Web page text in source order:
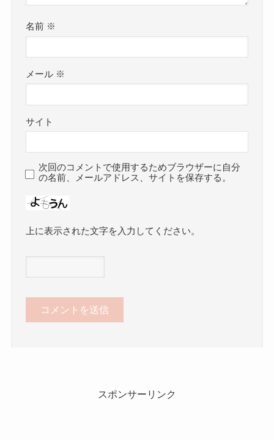
名前 ※
メール ※
サイト
次回のコメントで使用するためブラウザーに自分
の名前、メールアドレス、サイトを保存する。
上に表示された文字を入力してください。
スポンサーリンク